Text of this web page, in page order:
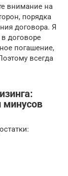
внимание на
порядка
договора. Я
договоре
погашение,
всегда
минусов